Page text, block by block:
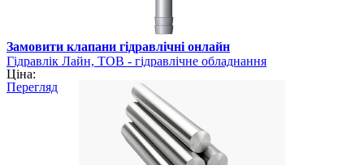
Замовити клапани гідравлічні онлайн
Гідравлік Лайн, ТОВ - гідравлічне обладнання
Ціна:
Перегляд